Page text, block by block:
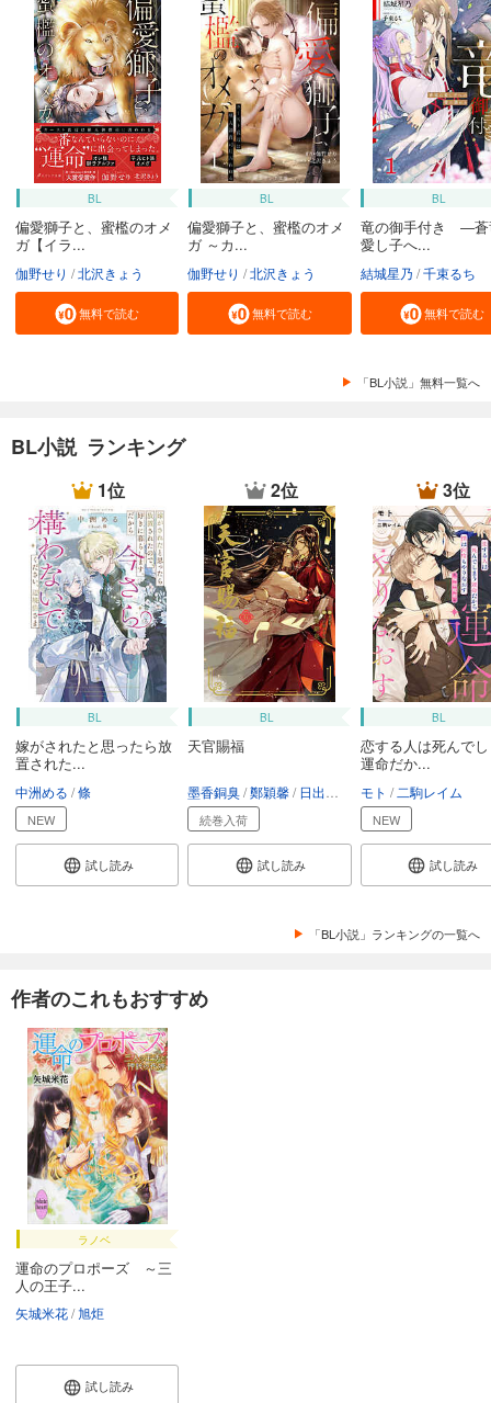
BL
偏愛獅子と、蜜檻のオメ
ガ【イラ...
伽野せり 北沢きょう
無料で読む
BL
偏愛獅子と、蜜檻のオメ
ガ ～カ...
伽野せり 北沢きょう
無料で読む
BL
竜の御手付き ―蒼
愛し子へ...
結城星乃 千束るち
無料で読む
「BL小説」無料一覧へ
BL小説 ランキング
1位
BL
嫁がされたと思ったら放
置された...
中洲める 條
NEW
試し読み
2位
BL
天官賜福
墨香銅臭 鄭穎馨 日出的小太陽
続巻入荷
試し読み
3位
BL
恋する人は死んで
運命だか...
モト 二駒レイム
NEW
試し読み
「BL小説」ランキングの一覧へ
作者のこれもおすすめ
ラノベ
運命のプロポーズ ～三
人の王子...
矢城米花 旭炬
試し読み